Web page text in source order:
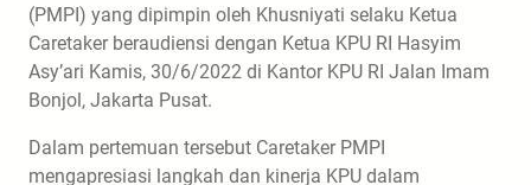
(PMPI) yang dipimpin oleh Khusniyati selaku Ketua
Caretaker beraudiensi dengan Ketua KPU RI Hasyim
Asy’ari Kamis, 30/6/2022 di Kantor KPU RI Jalan Imam
Bonjol, Jakarta Pusat.
Dalam pertemuan tersebut Caretaker PMPI
mengapresiasi langkah dan kinerja KPU dalam